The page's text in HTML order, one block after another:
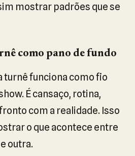
mostrar padrões que se
como pano de fundo
turnê funciona como fio
É cansaço, rotina,
com a realidade. Isso
o que acontece entre
outra.